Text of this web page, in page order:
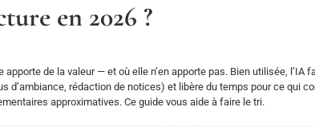
en 2026 ?
apporte de la valeur — et où elle n’en apporte pas. Bien utilisée, l’IA
rédaction de notices) et libère du temps pour ce qui
approximatives. Ce guide vous aide à faire le tri.